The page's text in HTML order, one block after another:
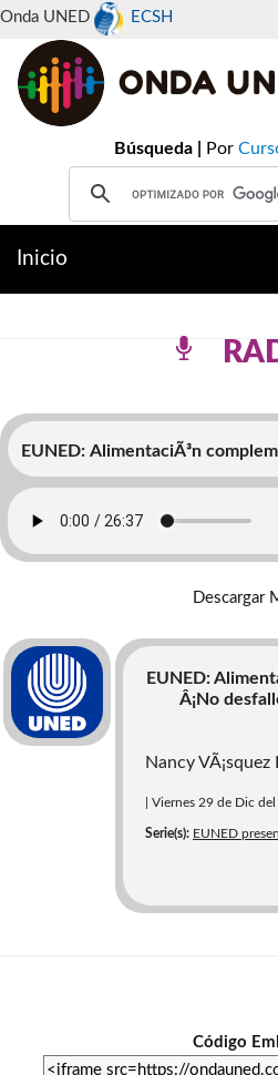
Onda UNED ECSH
Búsqueda | Por
Inicio
EUNED: AlimentaciÃ³n
Â¡No desfallezcas en el
Descargar
EUNED:
Â¡No
Nancy
| Viernes 29 de Dic
Serie(s): EUNED
Código